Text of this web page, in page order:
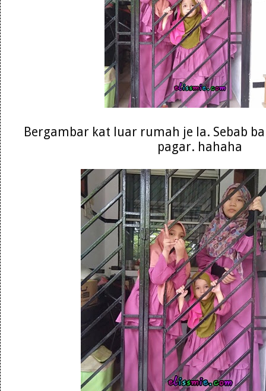
Bergambar kat luar rumah je la. Sebab
pagar. hahaha